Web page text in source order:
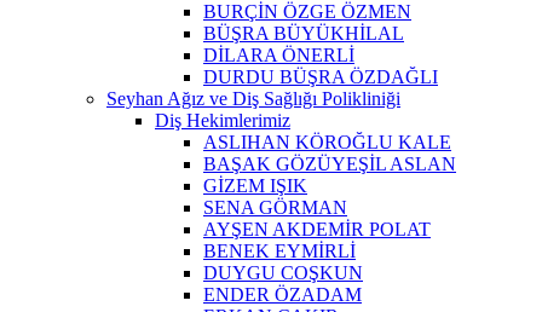
BURÇİN ÖZGE ÖZMEN
BÜŞRA BÜYÜKHİLAL
DİLARA ÖNERLİ
DURDU BÜŞRA ÖZDAĞLI
Seyhan Ağız ve Diş Sağlığı Polikliniği
Diş Hekimlerimiz
ASLIHAN KÖROĞLU KALE
BAŞAK GÖZÜYEŞİL ASLAN
GİZEM IŞIK
SENA GÖRMAN
AYŞEN AKDEMİR POLAT
BENEK EYMİRLİ
DUYGU COŞKUN
ENDER ÖZADAM